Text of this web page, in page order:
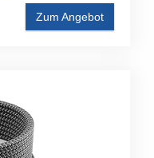
Zum Angebot